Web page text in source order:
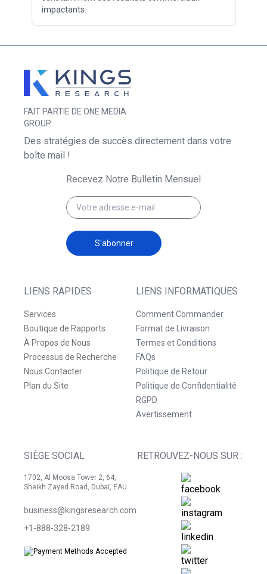
impactants.
FAIT PARTIE DE ONE MEDIA
GROUP
LIENS RAPIDES
Services
Boutique de Rapports
À Propos de Nous
Processus de Recherche
Nous Contacter
Plan du Site
LIENS INFORMATIQUES
Comment Commander
Format de Livraison
Termes et Conditions
FAQs
Politique de Retour
Politique de Confidentialité
RGPD
Avertissement
SIÈGE SOCIAL
1702, Al Moosa Tower 2, 64,
Sheikh Zayed Road, Dubaï, EAU
business@kingsresearch.com
+1-888-328-2189
RETROUVEZ-NOUS SUR :
Des stratégies de succès directement dans votre
boîte mail !
Recevez Notre Bulletin Mensuel
S'abonner